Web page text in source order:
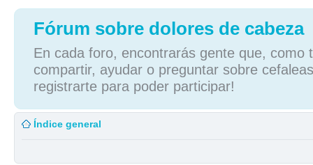
Fórum sobre dolores de cabeza
En cada foro, encontrarás gente que, como
compartir, ayudar o preguntar sobre
registrarte para poder participar!
Índice general